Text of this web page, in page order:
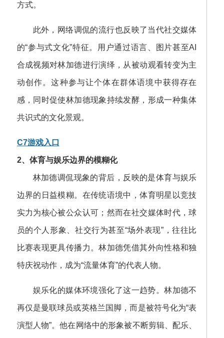
方式。
此外，网络调侃的流行也反映了当代社交媒体
的“参与式文化”特征。用户通过语言、图片甚至AI
合成视频对林加德进行演绎，从被动观看转变为主
动创作。这种参与让个体在群体语境中获得存在
感，同时促使林加德现象持续发酵，形成一种集体
共识式的文化景观。
C7游戏入口
2、体育与娱乐边界的模糊化
林加德调侃现象的背后，反映的是体育与娱乐
边界的日益模糊。在传统语境中，体育明星以竞技
实力为核心被公众认可；然而在社交媒体时代，球
员的个人形象、社交行为甚至“场外表现”，往往比
比赛表现更具传播力。林加德凭借其外向性格和独
特庆祝动作，成为“流量体育”的代表人物。
娱乐化的媒体环境强化了这一趋势。林加德不
再仅是曼联球员或英格兰国脚，而是被符号化为“表
演型人物”。他在网络中的形象被不断剪辑、配乐、